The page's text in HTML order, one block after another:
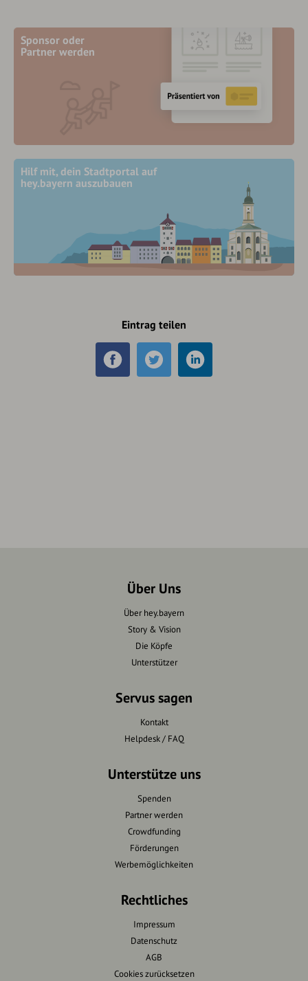
Sponsor oder
Partner werden
Hilf mit, dein Stadtportal auf
hey.bayern auszubauen
Eintrag teilen
Über Uns
Über hey.bayern
Story & Vision
Die Köpfe
Unterstützer
Servus sagen
Kontakt
Helpdesk / FAQ
Unterstütze uns
Spenden
Partner werden
Crowdfunding
Förderungen
Werbemöglichkeiten
Rechtliches
Impressum
Datenschutz
AGB
Cookies zurücksetzen